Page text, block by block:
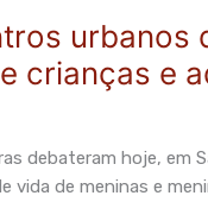
urbanos
crianças e
debateram hoje, em
de meninas e